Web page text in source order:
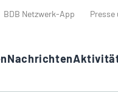
BDB Netzwerk-App
Nachrichten